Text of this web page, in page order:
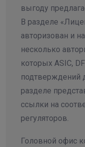
выгоду
В разделе
авторизован и
несколько
которых ASIC,
подтверждений
разделе
ссылки на
регуляторов.
Головной офис